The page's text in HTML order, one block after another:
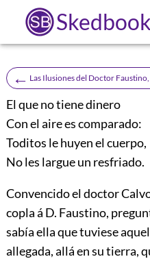
← Las Ilusiones del Doctor Faustino,
El que no tiene dinero
Con el aire es comparado:
Toditos le huyen el cuerpo,
No les largue un resfriado.
Convencido el doctor
copla á D. Faustino,
sabía ella que tuviese
allegada, allá en su tierra,